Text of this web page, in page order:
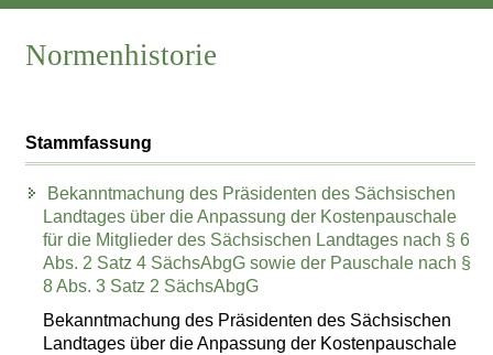
Normenhistorie
Stammfassung
Bekanntmachung des Präsidenten des Sächsischen
Landtages über die Anpassung der Kostenpauschale
für die Mitglieder des Sächsischen Landtages nach § 6
Abs. 2 Satz 4 SächsAbgG sowie der Pauschale nach §
8 Abs. 3 Satz 2 SächsAbgG
Bekanntmachung des Präsidenten des Sächsischen
Landtages über die Anpassung der Kostenpauschale